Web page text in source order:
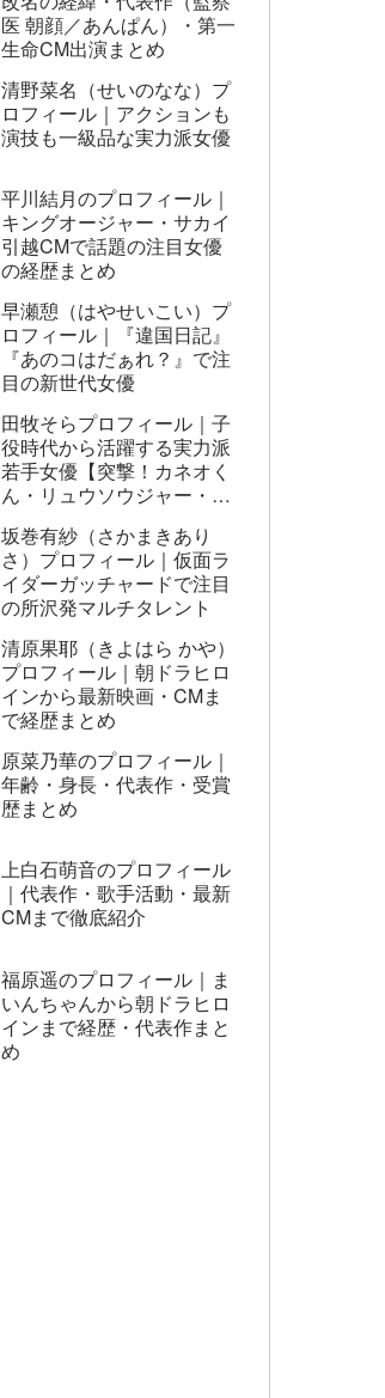
医 朝顔／あんぱん）・第一
生命CM出演まとめ
清野菜名（せいのなな）プ
ロフィール｜アクションも
演技も一級品な実力派女優
平川結月のプロフィール｜
キングオージャー・サカイ
引越CMで話題の注目女優
の経歴まとめ
早瀬憩（はやせいこい）プ
ロフィール｜『違国日記』
『あのコはだぁれ？』で注
目の新世代女優
田牧そらプロフィール｜子
役時代から活躍する実力派
若手女優【突撃！カネオく
ん・リュウソウジャー・映
坂巻有紗（さかまきあり
さ）プロフィール｜仮面ラ
イダーガッチャードで注目
の所沢発マルチタレント
清原果耶（きよはら かや）
プロフィール｜朝ドラヒロ
インから最新映画・CMま
で経歴まとめ
原菜乃華のプロフィール｜
年齢・身長・代表作・受賞
歴まとめ
上白石萌音のプロフィール
｜代表作・歌手活動・最新
CMまで徹底紹介
福原遥のプロフィール｜ま
いんちゃんから朝ドラヒロ
インまで経歴・代表作まと
め